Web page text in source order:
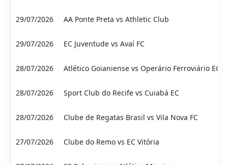
29/07/2026 AA Ponte Preta vs Athletic Club
29/07/2026 EC Juventude vs Avaí FC
28/07/2026 Atlético Goianiense vs Operário Ferroviário EC
28/07/2026 Sport Club do Recife vs Cuiabá EC
28/07/2026 Clube de Regatas Brasil vs Vila Nova FC
27/07/2026 Clube do Remo vs EC Vitória